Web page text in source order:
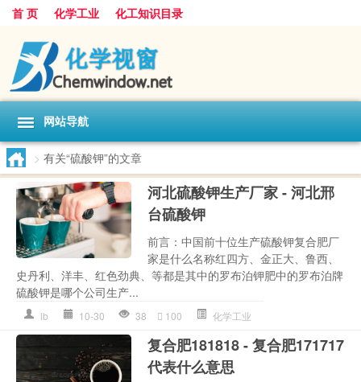
首 页 化学工业 化工知识目录
网站导航
> 有关“硫酸钾”的文章
河北硫酸钾生产厂家 - 河北邢
台硫酸钾
前言：中国前十位生产硫酸钾复合肥厂
家是什么名称红四方、金正大、鲁西、
史丹利、洋丰、红色劲典、等都是其中的罗布泊钾肥中的罗布泊牌
硫酸钾是哪个公司生产...
lb 10-30 38 100 化学工业
复合肥181818 - 复合肥171717
代表什么意思